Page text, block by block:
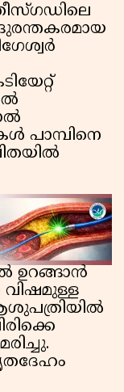
പാമ്പിനെ
ഉറങ്ങാന്‍
വിഷമുള്ള